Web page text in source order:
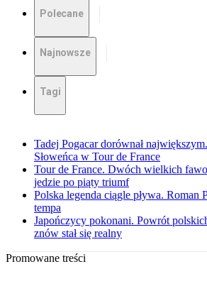
Polecane
Najnowsze
Tagi
Tadej Pogacar dorównał
Słoweńca w Tour de France
Tour de France. Dwóch wielkich
jedzie po piąty triumf
Polska legenda ciągle pływa. Roman
tempa
Japończycy pokonani. Powrót
znów stał się realny
Promowane treści